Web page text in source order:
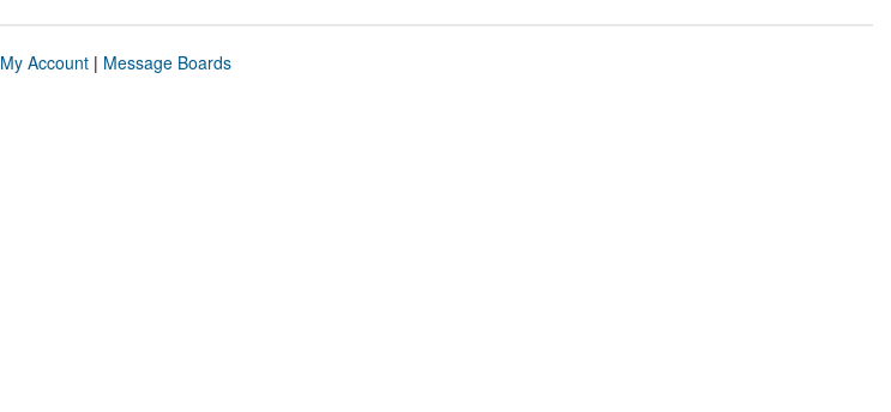
My Account| Message Boards